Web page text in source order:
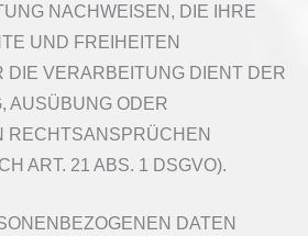
NACHWEISEN, DIE IHRE
UND FREIHEITEN
DIE VERARBEITUNG DIENT DER
AUSÜBUNG ODER
RECHTSANSPRÜCHEN
ART. 21 ABS. 1 DSGVO).
DATEN